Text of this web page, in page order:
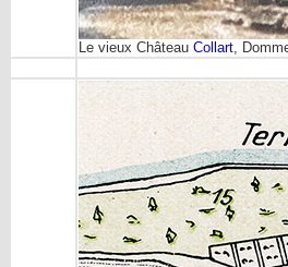
Le vieux Château Collart,